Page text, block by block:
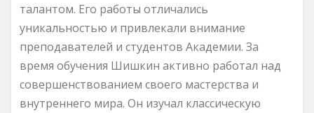
талантом. Его работы отличались
уникальностью и привлекали внимание
преподавателей и студентов Академии. За
время обучения Шишкин активно работал над
совершенствованием своего мастерства и
внутреннего мира. Он изучал классическую